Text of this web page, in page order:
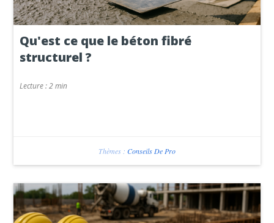
Qu'est ce que le béton fibré
structurel ?
Lecture :2 min
Thèmes : Conseils De Pro